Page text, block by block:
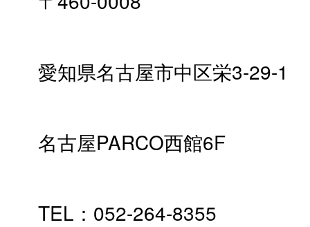
愛知県名古屋市中区栄3-29-1
名古屋PARCO西館6F
TEL：052-264-8355